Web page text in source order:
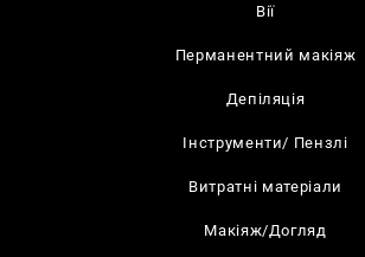
Вії
Перманентний макіяж
Депіляція
Інструменти/ Пензлі
Витратні матеріали
Макіяж/Догляд